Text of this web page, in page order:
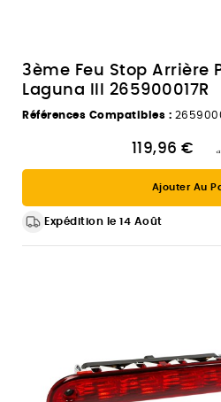
3ème Feu Stop Arrière
Laguna III 265900017R
Références Compatibles :
119,96 €
Ajouter Au
Expédition le 14 Août